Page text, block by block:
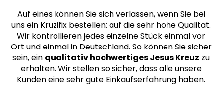
Auf eines können Sie sich verlassen, wenn Sie bei
uns ein Kruzifix bestellen: auf die sehr hohe Qualität.
Wir kontrollieren jedes einzelne Stück einmal vor
Ort und einmal in Deutschland. So können Sie sicher
sein, ein qualitativ hochwertiges Jesus Kreuz zu
erhalten. Wir stellen so sicher, dass alle unsere
Kunden eine sehr gute Einkaufserfahrung haben.